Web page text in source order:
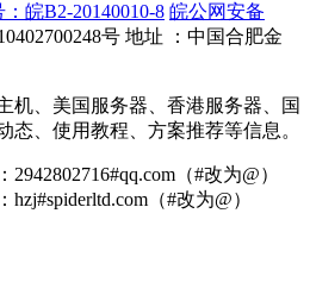
：皖B2-20140010-8 皖公网安备
号 地址 ：中国合肥金
机、美国服务器、香港服务器、国
态、使用教程、方案推荐等信息。
（#改为@）
（#改为@）